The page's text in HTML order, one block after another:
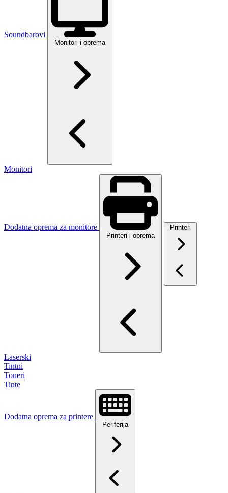
Soundbarovi
Monitori i oprema
Monitori
Dodatna oprema za monitore
Printeri i oprema
Printeri
Laserski
Tintni
Toneri
Tinte
Dodatna oprema za printere
Periferija